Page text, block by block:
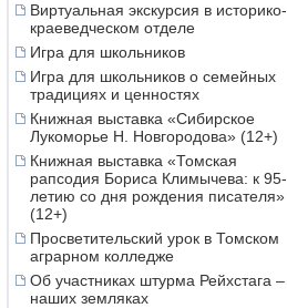
Виртуальная экскурсия в историко-
краеведческом отделе
Игра для школьников
Игра для школьников о семейных
традициях и ценностях
Книжная выставка «Сибирское
Лукоморье Н. Новгородова» (12+)
Книжная выставка «Томская
рапсодия Бориса Климычева: к 95-
летию со дня рождения писателя»
(12+)
Просветительский урок в Томском
аграрном колледже
Об участниках штурма Рейхстага –
наших земляках